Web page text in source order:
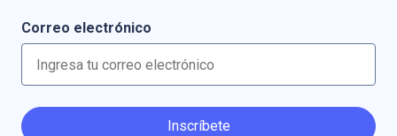
Correo electrónico
Inscríbete